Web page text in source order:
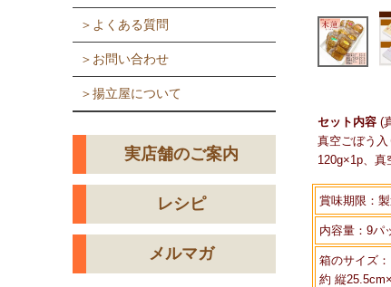
＞よくある質問
＞お問い合わせ
＞揚立屋について
実店舗のご案内
レシピ
メルマガ
セット内容 (
真空ごぼう
120g×1p、真
賞味期限：
内容量：9パ
箱のサイズ：
約 縦